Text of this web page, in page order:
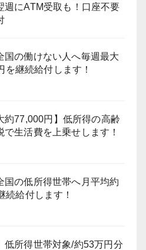
週にATM受取も！口座不要
国の働けない人へ毎週最大
を継続給付します！
約77,000円】低所得の高齢
で生活費を上乗せします！
国の低所得世帯へ月平均約
続給付します！
低所得世帯対象/約53万円分